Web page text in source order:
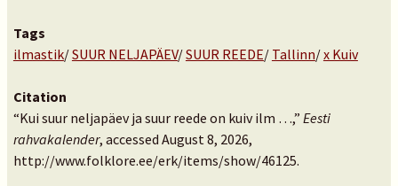
Tags
ilmastik/SUUR NELJAPÄEV/SUUR REEDE/ Tallinn/x Kuiv
Citation
“Kui suur neljapäev ja suur reede on kuiv ilm …,” Eesti
rahvakalender, accessed August 8, 2026,
http://www.folklore.ee/erk/items/show/46125.